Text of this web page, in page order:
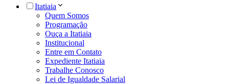
Itatiaia
Quem Somos
Programação
Ouça a Itatiaia
Institucional
Entre em Contato
Expediente Itatiaia
Trabalhe Conosco
Lei de Igualdade Salarial